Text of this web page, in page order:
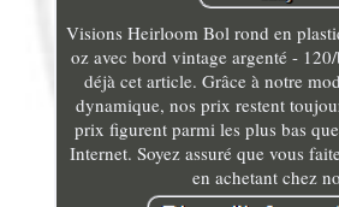
Visions Heirloom Bol rond en
oz avec bord vintage argenté -
déjà cet article. Grâce à notre
dynamique, nos prix restent
prix figurent parmi les plus bas
Internet. Soyez assuré que vous
en achetant chez